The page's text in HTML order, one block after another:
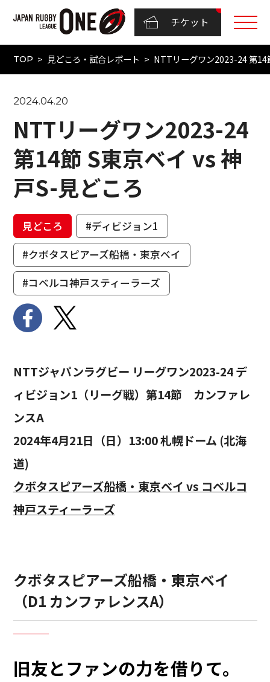
チケット
TOP 見どころ・試合レポート NTTリーグワン2023-24 第14
2024.04.20
NTTリーグワン2023-24
第14節 S東京ベイ vs 神
戸S-見どころ
見どころ
#ディビジョン1
#クボタスピアーズ船橋・東京ベイ
#コベルコ神戸スティーラーズ
NTTジャパンラグビー リーグワン2023-24 デ
ィビジョン1（リーグ戦）第14節 カンファレ
ンスA
2024年4月21日（日）13:00 札幌ドーム (北海
道)
クボタスピアーズ船橋・東京ベイ vs コベルコ
神戸スティーラーズ
クボタスピアーズ船橋・東京ベイ
（D1 カンファレンスA）
旧友とファンの力を借りて。